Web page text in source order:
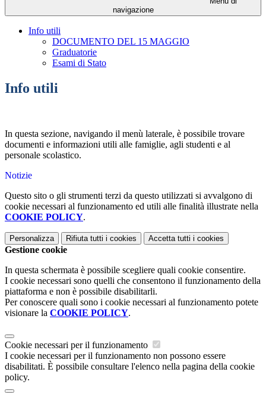
navigazione
Info utili
DOCUMENTO DEL 15 MAGGIO
Graduatorie
Esami di Stato
Info utili
In questa sezione, navigando il menù laterale, è possibile trovare
documenti e informazioni utili alle famiglie, agli studenti e al
personale scolastico.
Notizie
Questo sito o gli strumenti terzi da questo utilizzati si avvalgono di
cookie necessari al funzionamento ed utili alle finalità illustrate nella
COOKIE POLICY.
Personalizza Rifiuta tutti i cookies Accetta tutti i cookies
Gestione cookie
In questa schermata è possibile scegliere quali cookie consentire.
I cookie necessari sono quelli che consentono il funzionamento della
piattaforma e non è possibile disabilitarli.
Per conoscere quali sono i cookie necessari al funzionamento potete
visionare la COOKIE POLICY.
Cookie necessari per il funzionamento
I cookie necessari per il funzionamento non possono essere
disabilitati. È possibile consultare l'elenco nella pagina della cookie
policy.